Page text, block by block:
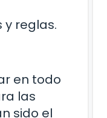
reglas.
en todo
las
sido el